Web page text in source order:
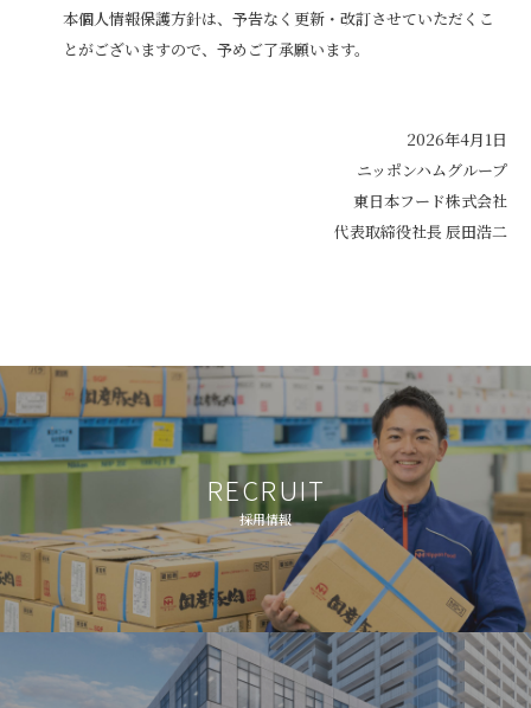
本個人情報保護方針は、予告なく更新・改訂させていただくこ
とがございますので、予めご了承願います。
2026年4月1日
ニッポンハムグループ
東日本フード株式会社
代表取締役社長 辰田浩二
RECRUIT
採用情報